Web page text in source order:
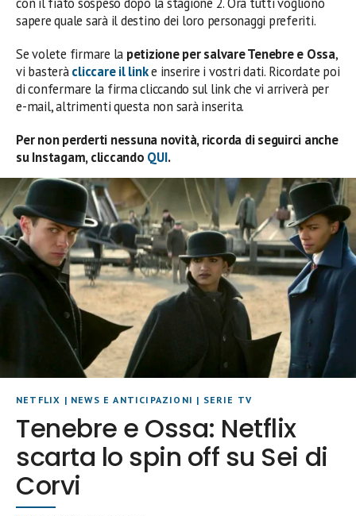
con il fiato sospeso dopo la stagione 2. Ora tutti vogliono
sapere quale sarà il destino dei loro personaggi preferiti.
Se volete firmare la petizione per salvare Tenebre e Ossa,
vi basteràcliccare il linke inserire i vostri dati. Ricordate poi
di confermare la firma cliccando sul link che vi arriverà per
e-mail, altrimenti questa non sarà inserita.
Per non perderti nessuna novità, ricorda di seguirci anche
su Instagam, cliccando QUI.
NETFLIX | NEWS E ANTICIPAZIONI | SERIE TV
Tenebre e Ossa: Netflix
scarta lo spin off su Sei di
Corvi